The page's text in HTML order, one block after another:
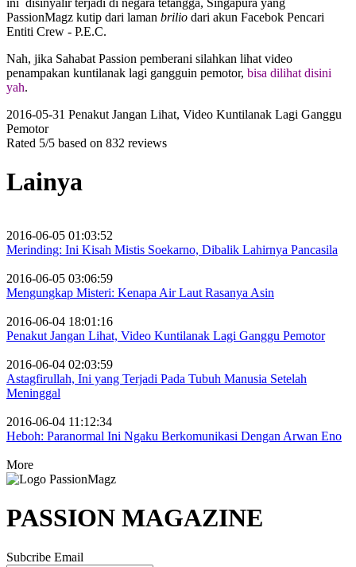
PassionMagz kutip dari laman brilio dari akun Facebok Pencari
Entiti Crew - P.E.C.
Nah, jika Sahabat Passion pemberani silahkan lihat video
penampakan kuntilanak lagi gangguin pemotor, bisa dilihat disini
yah.
2016-05-31 Penakut Jangan Lihat, Video Kuntilanak Lagi Ganggu
Pemotor
Rated 5/5 based on 832 reviews
Lainya
2016-06-05 01:03:52
Merinding: Ini Kisah Mistis Soekarno, Dibalik Lahirnya Pancasila
2016-06-05 03:06:59
Mengungkap Misteri: Kenapa Air Laut Rasanya Asin
2016-06-04 18:01:16
Penakut Jangan Lihat, Video Kuntilanak Lagi Ganggu Pemotor
2016-06-04 02:03:59
Astagfirullah, Ini yang Terjadi Pada Tubuh Manusia Setelah
Meninggal
2016-06-04 11:12:34
Heboh: Paranormal Ini Ngaku Berkomunikasi Dengan Arwan Eno
More
PASSION MAGAZINE
Subcribe Email